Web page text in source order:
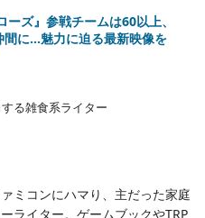
ーズ』参戦チームは60以上、
に…魅力に迫る最新映像を
る雑食系ライター
ミコンにハマり、主だった家庭
ライター。ゲームブックやTRP